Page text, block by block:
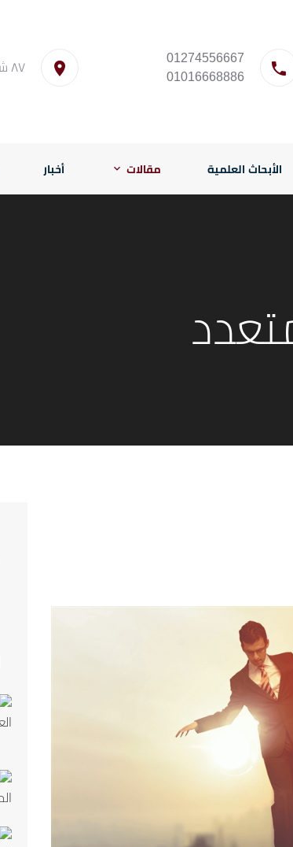
01274556667
01016668886
٨٧ شارع المنيل-القاهرة
الأبحاث العلمية مقالات أخبار